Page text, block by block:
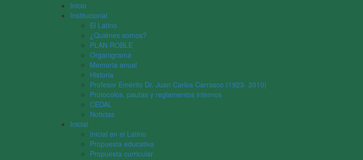
Inicio
Institucional
El Latino
¿Quiénes somos?
PLAN ROBLE
Organigrama
Memoria anual
Historia
Profesor Emérito Dr. Juan Carlos Carrasco (1923- 2010)
Protocolos, pautas y reglamentos internos
CEDAL
Noticias
Inicial
Inicial en el Latino
Propuesta educativa
Propuesta curricular